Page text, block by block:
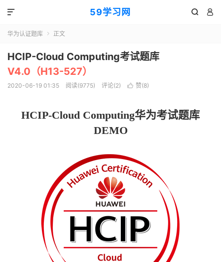
59学习网  

华为认证题库  正文
HCIP-Cloud Computing考试题库
V4.0（H13-527）
2020-06-19 01:35 阅读(9775) 评论(2)  赞(8)
HCIP-Cloud Computing华为考试题库
DEMO